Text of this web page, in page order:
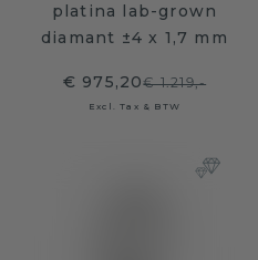
platina lab-grown
diamant ±4 x 1,7 mm
€ 975,20€ 1.219,-
Excl. Tax & BTW